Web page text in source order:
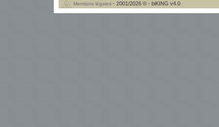
Mentions légales - 2001/2026 © - biKING v4.0